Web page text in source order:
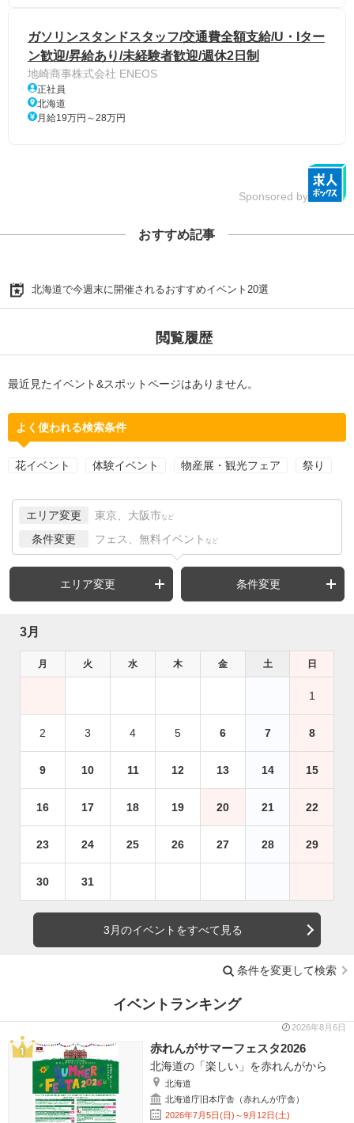
ガソリンスタンドスタッフ/交通費全額支給/U・Iター
ン歓迎/昇給あり/未経験者歓迎/週休2日制
地崎商事株式会社 ENEOS
正社員
北海道
月給19万円～28万円
Sponsored by
おすすめ記事
北海道で今週末に開催されるおすすめイベント20選
閲覧履歴
最近見たイベント&スポットページはありません。
よく使われる検索条件
花イベント 体験イベント 物産展・観光フェア 祭り
エリア変更 東京、大阪市 など
条件変更 フェス、無料イベント など
エリア変更 条件変更
3月
月 火 水 木 金 土 日
1
2 3 4 5 6 7 8
9 10 11 12 13 14 15
16 17 18 19 20 21 22
23 24 25 26 27 28 29
30 31
3月のイベントをすべて見る
条件を変更して検索
イベントランキング
2026年8月6日
赤れんがサマーフェスタ2026
北海道の「楽しい」を赤れんがから
北海道
北海道庁旧本庁舎（赤れんが庁舎）
2026年7月5日(日)～9月12日(土)